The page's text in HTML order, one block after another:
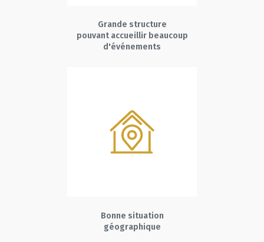
Grande structure
pouvant accueillir beaucoup
d'événements
Bonne situation
géographique